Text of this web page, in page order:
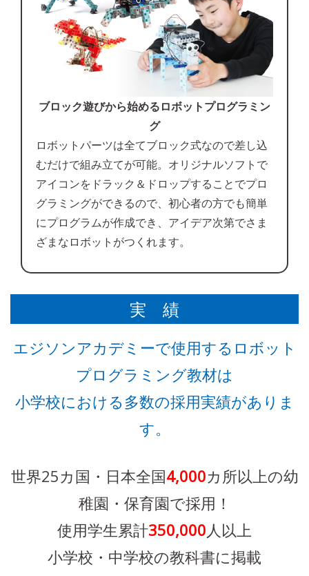
ブロック遊びから始めるロボットプログラミン
グ
ロボットパーツは全てブロック式なので差し込
むだけで組み立てが可能。オリジナルソフトで
アイコンをドラック＆ドロップすることでプロ
グラミングができるので、初心者の方でも簡単
にプログラムが作成でき、アイデア次第でさま
ざまなロボットがつくれます。
実 績
エジソンアカデミーで使用するロボット
プログラミング教材は
小学校における多数の採用実績がありま
す。
世界25カ国・日本全国4,000カ所以上の幼
稚園・保育園で採用！
使用学生累計350,000 人以上
小学校・中学校の教科書に掲載